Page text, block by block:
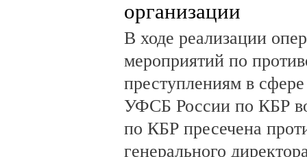
организации
В ходе реализации
мероприятий по
преступлениям в
УФСБ России по КБР
по КБР пресечена
генерального